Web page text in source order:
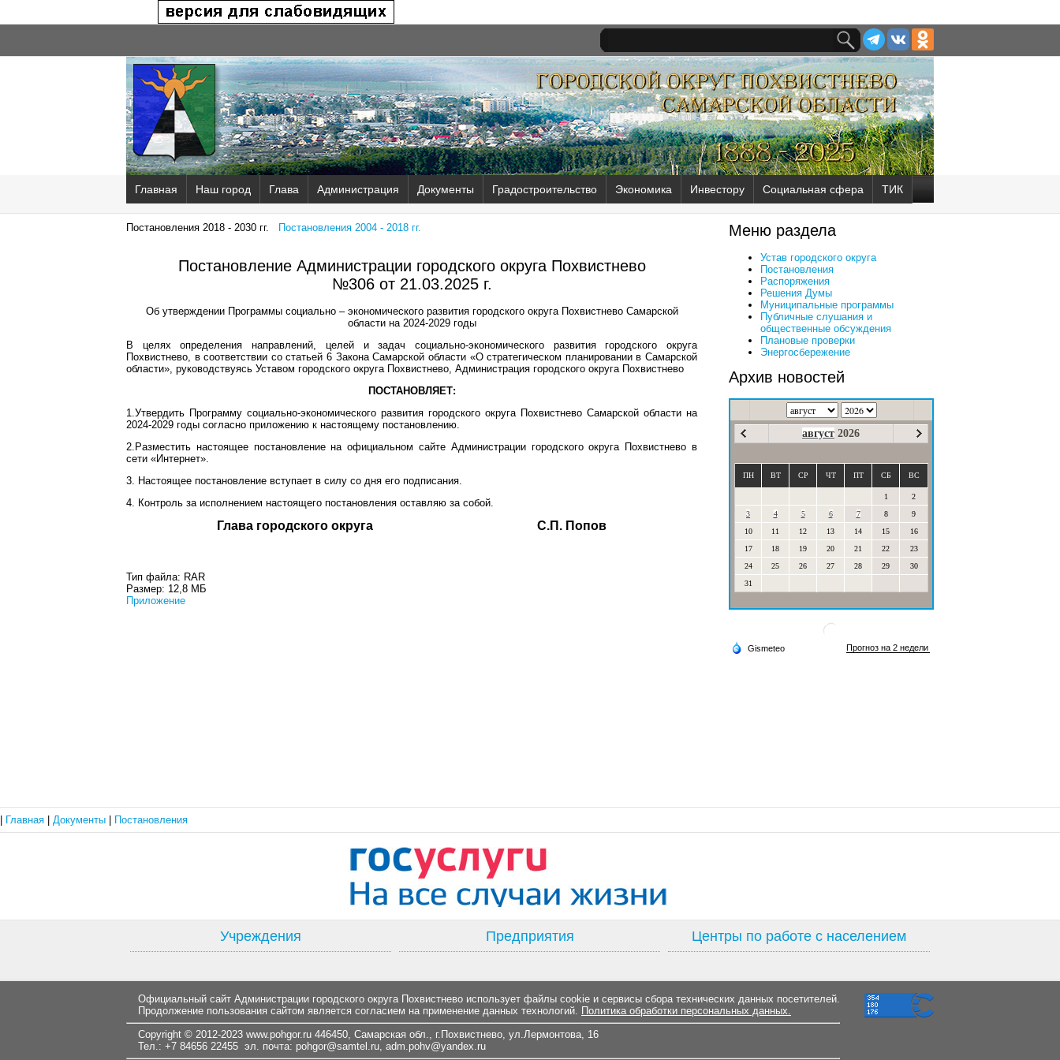
Главная Наш город Глава Администрация Документы Градостроительство Экономика Инвестору Социальная сфера ТИК
Постановления 2018 - 2030 гг. Постановления 2004 - 2018 гг.
Постановление Администрации городского округа Похвистнево
№306 от 21.03.2025 г.
Об утверждении Программы социально – экономического развития городского округа Похвистнево Самарской
области на 2024-2029 годы
В целях определения направлений, целей и задач социально-экономического развития городского округа
Похвистнево, в соответствии со статьей 6 Закона Самарской области «О стратегическом планировании в Самарской
области», руководствуясь Уставом городского округа Похвистнево, Администрация городского округа Похвистнево
ПОСТАНОВЛЯЕТ:
1.Утвердить Программу социально-экономического развития городского округа Похвистнево Самарской области на
2024-2029 годы согласно приложению к настоящему постановлению.
2.Разместить настоящее постановление на официальном сайте Администрации городского округа Похвистнево в
сети «Интернет».
3. Настоящее постановление вступает в силу со дня его подписания.
4. Контроль за исполнением настоящего постановления оставляю за собой.
Глава городского округа С.П. Попов
Тип файла: RAR
Размер: 12,8 МБ
Приложение
Меню раздела
Устав городского округа
Постановления
Распоряжения
Решения Думы
Муниципальные программы
Публичные слушания и
общественные обсуждения
Плановые проверки
Энергосбережение
Архив новостей
август 2026
ПН ВТ СР ЧТ ПТ СБ ВС
1
2
3
4 5 6 7 8
9
10
11 12 13 14 15
16
17
18 19 20 21 22
23
24
25 26 27 28 29
30
31
Главная Документы Постановления
Учреждения Предприятия Центры по работе с населением
Официальный сайт Администрации городского округа Похвистнево использует файлы cookie и сервисы сбора технических данных посетителей.
Продолжение пользования сайтом является согласием на применение данных технологий. Политика обработки персональных данных.
Copyright © 2012-2023 www.pohgor.ru 446450, Самарская обл., г.Похвистнево, ул.Лермонтова, 16
Тел.: +7 84656 22455 эл. почта: pohgor@samtel.ru, adm.pohv@yandex.ru